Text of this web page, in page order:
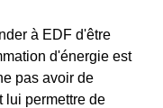
à EDF d'être
d'énergie est
pas avoir de
lui permettre de